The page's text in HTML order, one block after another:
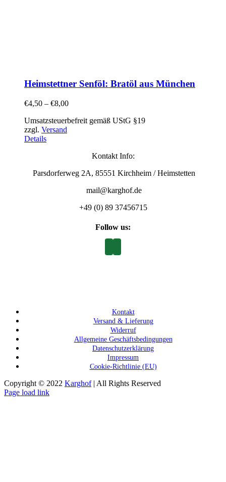
Heimstettner Senföl: Bratöl aus München
€4,50 – €8,00
Umsatzsteuerbefreit gemäß UStG §19
zzgl. Versand
Details
Kontakt Info:
Parsdorferweg 2A, 85551 Kirchheim / Heimstetten
mail@karghof.de
+49 (0) 89 37456715
Follow us:
Kontakt
Versand & Lieferung
Widerruf
Allgemeine Geschäftsbedingungen
Datenschutzerklärung
Impressum
Cookie-Richtlinie (EU)
Copyright © 2022 Karghof| All Rights Reserved
Page load link